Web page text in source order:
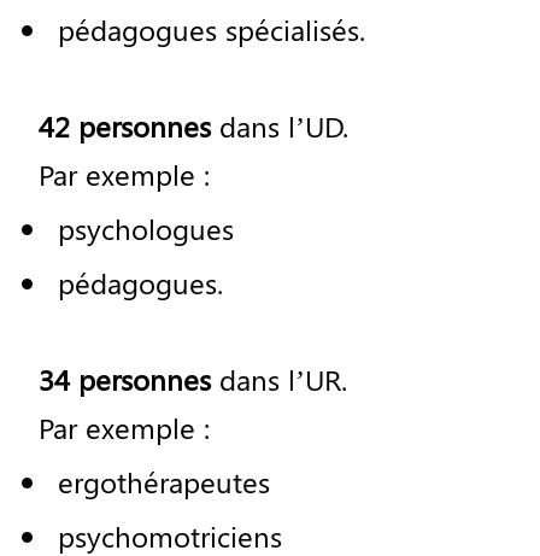
pédagogues spécialisés.
42 personnes dans l’UD.
Par exemple :
psychologues
pédagogues.
34 personnes dans l’UR.
Par exemple :
ergothérapeutes
psychomotriciens